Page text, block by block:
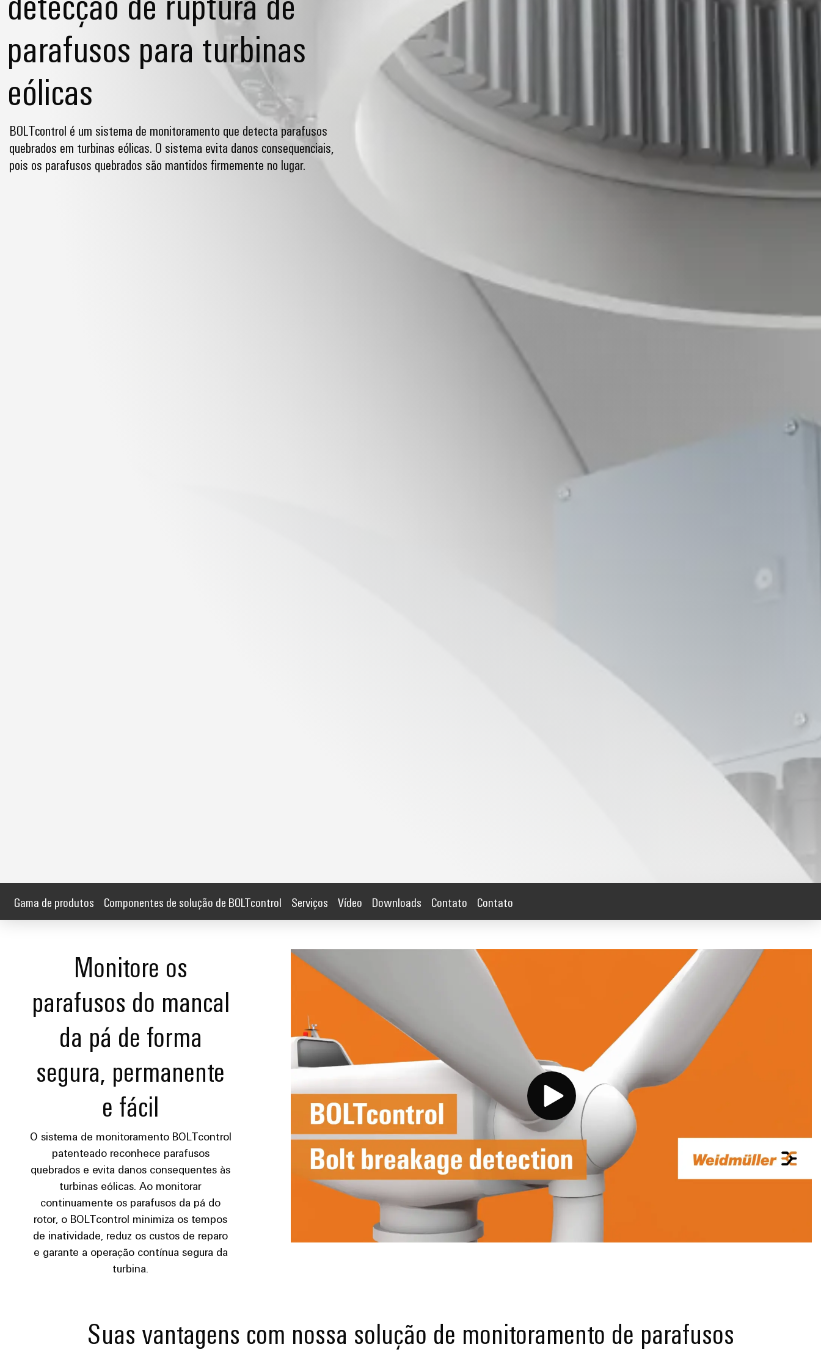
parafusos para turbinas
eólicas
BOLTcontrol é um sistema de monitoramento que detecta parafusos
quebrados em turbinas eólicas. O sistema evita danos consequenciais,
pois os parafusos quebrados são mantidos firmemente no lugar.
Gama de produtos Componentes de solução de BOLTcontrol Serviços Vídeo Downloads Contato Contato
Monitore os
parafusos do mancal
da pá de forma
segura, permanente
e fácil
O sistema de monitoramento BOLTcontrol
patenteado reconhece parafusos
quebrados e evita danos consequentes às
turbinas eólicas. Ao monitorar
continuamente os parafusos da pá do
rotor, o BOLTcontrol minimiza os tempos
de inatividade, reduz os custos de reparo
e garante a operação contínua segura da
turbina.
Suas vantagens com nossa solução de monitoramento de parafusos